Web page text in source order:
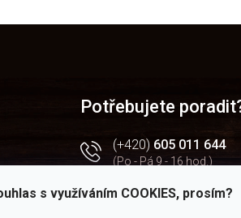
s využíváním COOKIES, prosím?
O
a
í
p
r
k
Potřebujete
(+420) 605 011 644
(Po - Pá 9 - 16 hod.)